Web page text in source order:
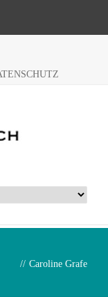
// Caroline Grafe